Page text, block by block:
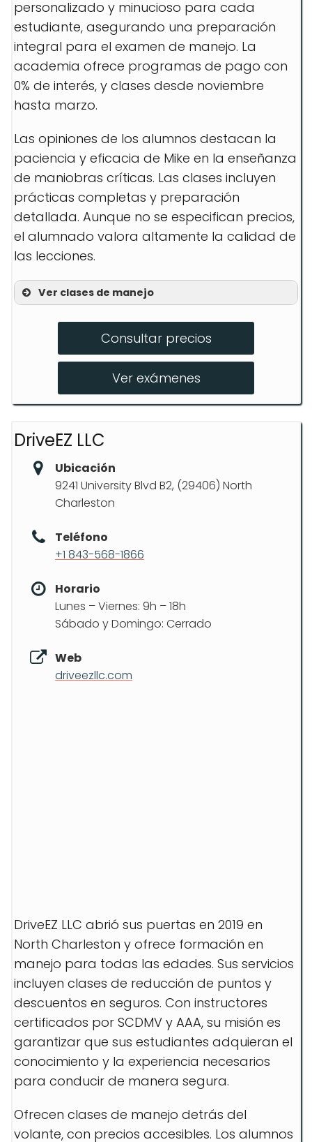
personalizado y minucioso para cada
estudiante, asegurando una preparación
integral para el examen de manejo. La
academia ofrece programas de pago con
0% de interés, y clases desde noviembre
hasta marzo.
Las opiniones de los alumnos destacan la
paciencia y eficacia de Mike en la enseñanza
de maniobras críticas. Las clases incluyen
prácticas completas y preparación
detallada. Aunque no se especifican precios,
el alumnado valora altamente la calidad de
las lecciones.
Ver clases de manejo
Clases prácticas intensivas
Programas personalizados de
habilidades de manejo
Consultar precios
Ver exámenes
DriveEZ LLC
Ubicación
9241 University Blvd B2, (29406) North
Charleston
Teléfono
+1 843-568-1866
Horario
Lunes – Viernes: 9h – 18h
Sábado y Domingo: Cerrado
Web
driveezllc.com
DriveEZ LLC abrió sus puertas en 2019 en
North Charleston y ofrece formación en
manejo para todas las edades. Sus servicios
incluyen clases de reducción de puntos y
descuentos en seguros. Con instructores
certificados por SCDMV y AAA, su misión es
garantizar que sus estudiantes adquieran el
conocimiento y la experiencia necesarios
para conducir de manera segura.
Ofrecen clases de manejo detrás del
volante, con precios accesibles. Los alumnos